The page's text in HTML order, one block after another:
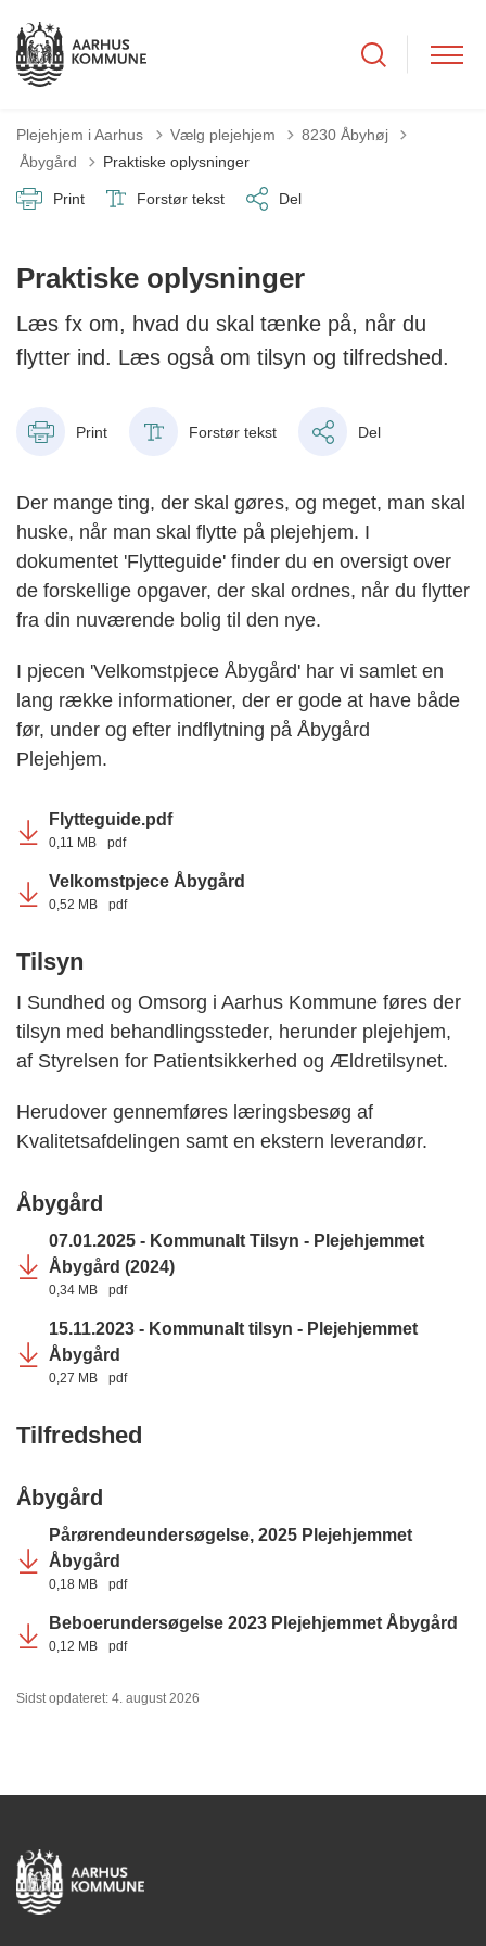
Plejehjem i Aarhus Vælg plejehjem
8230 Åbyhøj
Tilbage til
Åbygård Praktiske oplysninger
Print Forstør tekst Del
Praktiske oplysninger
Læs fx om, hvad du skal tænke på, når du
flytter ind. Læs også om tilsyn og tilfredshed.
Print Forstør tekst Del
Der mange ting, der skal gøres, og meget, man skal
huske, når man skal flytte på plejehjem. I
dokumentet 'Flytteguide' finder du en oversigt over
de forskellige opgaver, der skal ordnes, når du flytter
fra din nuværende bolig til den nye.
I pjecen 'Velkomstpjece Åbygård' har vi samlet en
lang række informationer, der er gode at have både
før, under og efter indflytning på Åbygård
Plejehjem.
Flytteguide.pdf
0,11 MB pdf
Velkomstpjece Åbygård
0,52 MB pdf
Tilsyn
I Sundhed og Omsorg i Aarhus Kommune føres der
tilsyn med behandlingssteder, herunder plejehjem,
af Styrelsen for Patientsikkerhed og Ældretilsynet.
Herudover gennemføres læringsbesøg af
Kvalitetsafdelingen samt en ekstern leverandør.
Åbygård
07.01.2025 - Kommunalt Tilsyn - Plejehjemmet
Åbygård (2024)
0,34 MB pdf
15.11.2023 - Kommunalt tilsyn - Plejehjemmet
Åbygård
0,27 MB pdf
Tilfredshed
Åbygård
Pårørendeundersøgelse, 2025 Plejehjemmet
Åbygård
0,18 MB pdf
Beboerundersøgelse 2023 Plejehjemmet Åbygård
0,12 MB pdf
Sidst opdateret: 4. august 2026